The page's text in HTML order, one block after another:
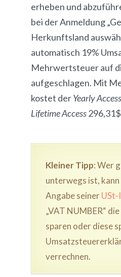
erheben und
bei der Anmeldung
Herkunftsland
automatisch 19%
Mehrwertsteuer auf
aufgeschlagen. Mit
kostet derYearly Access
Lifetime Access
Kleiner Tipp: Wer
unterwegs ist, kann
Angabe seinerUSt-
„VAT NUMBER“
sparen oder diese
verrechnen.